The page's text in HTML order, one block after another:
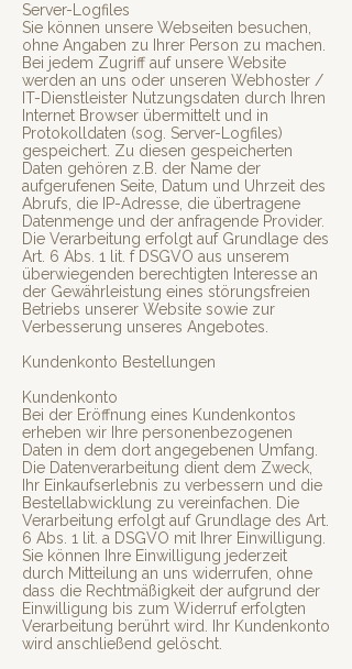
Server-Logfiles
Sie können unsere Webseiten besuchen,
ohne Angaben zu Ihrer Person zu machen.
Bei jedem Zugriff auf unsere Website
werden an uns oder unseren Webhoster /
IT-Dienstleister Nutzungsdaten durch Ihren
Internet Browser übermittelt und in
Protokolldaten (sog. Server-Logfiles)
gespeichert. Zu diesen gespeicherten
Daten gehören z.B. der Name der
aufgerufenen Seite, Datum und Uhrzeit des
Abrufs, die IP-Adresse, die übertragene
Datenmenge und der anfragende Provider.
Die Verarbeitung erfolgt auf Grundlage des
Art. 6 Abs. 1 lit. f DSGVO aus unserem
überwiegenden berechtigten Interesse an
der Gewährleistung eines störungsfreien
Betriebs unserer Website sowie zur
Verbesserung unseres Angebotes.
Kundenkonto Bestellungen
Kundenkonto
Bei der Eröffnung eines Kundenkontos
erheben wir Ihre personenbezogenen
Daten in dem dort angegebenen Umfang.
Die Datenverarbeitung dient dem Zweck,
Ihr Einkaufserlebnis zu verbessern und die
Bestellabwicklung zu vereinfachen. Die
Verarbeitung erfolgt auf Grundlage des Art.
6 Abs. 1 lit. a DSGVO mit Ihrer Einwilligung.
Sie können Ihre Einwilligung jederzeit
durch Mitteilung an uns widerrufen, ohne
dass die Rechtmäßigkeit der aufgrund der
Einwilligung bis zum Widerruf erfolgten
Verarbeitung berührt wird. Ihr Kundenkonto
wird anschließend gelöscht.